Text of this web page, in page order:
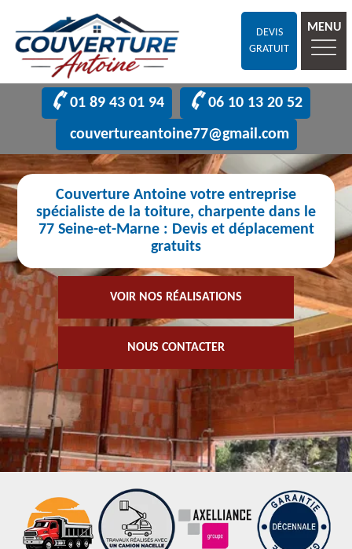
DEVIS
GRATUIT
MENU
01 89 43 01 94
06 10 13 20 52
couvertureantoine77@gmail.com
Couverture Antoine votre entreprise
spécialiste de la toiture, charpente dans le
77 Seine-et-Marne : Devis et déplacement
gratuits
VOIR NOS RÉALISATIONS
NOUS CONTACTER